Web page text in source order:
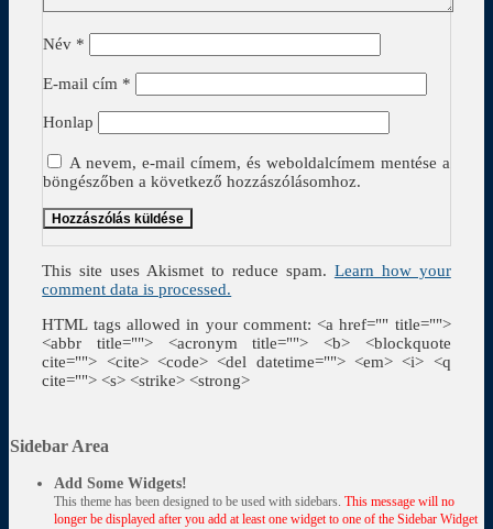
Név *
E-mail cím *
Honlap
A nevem, e-mail címem, és weboldalcímem mentése a
böngészőben a következő hozzászólásomhoz.
This site uses Akismet to reduce spam. Learn how your
comment data is processed.
HTML tags allowed in your comment: <a href="" title="">
<abbr title=""> <acronym title=""> <b> <blockquote
cite=""> <cite> <code> <del datetime=""> <em> <i> <q
cite=""> <s> <strike> <strong>
Sidebar Area
Add Some Widgets!
This theme has been designed to be used with sidebars. This message will no
longer be displayed after you add at least one widget to one of the Sidebar Widget